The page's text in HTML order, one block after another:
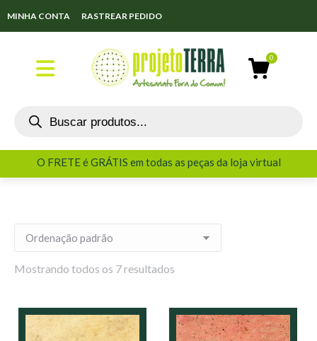
MINHA CONTA RASTREAR PEDIDO
O FRETE é GRÁTIS em todas as peças da loja virtual
O FRETE é GRÁTIS em todas as peças da loja virtual
Mostrando todos os 7 resultados